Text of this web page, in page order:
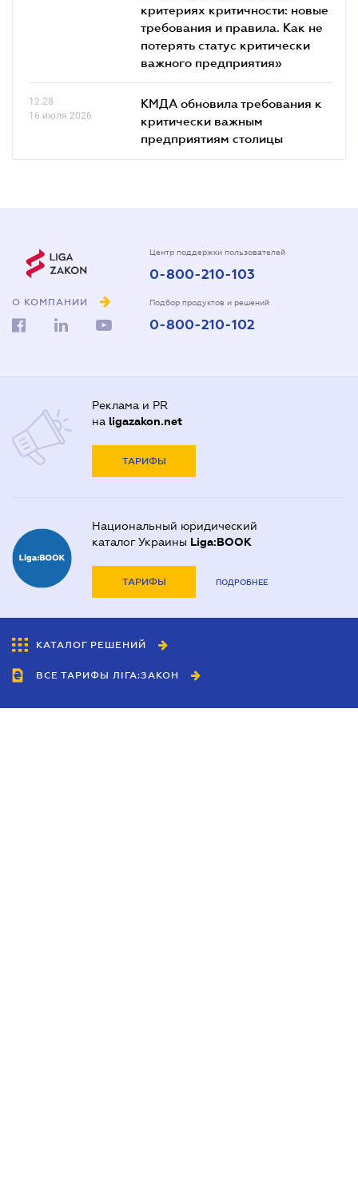
критериях критичности: новые
требования и правила. Как не
потерять статус критически
важного предприятия»
12.28
16 июля 2026
КМДА обновила требования к
критически важным
предприятиям столицы
О КОМПАНИИ
Центр поддержки пользователей
0-800-210-103
Подбор продуктов и решений
0-800-210-102
Реклама и PR
на ligazakon.net
ТАРИФЫ
Национальный юридический
каталог Украины Liga:BOOK
ТАРИФЫ ПОДРОБНЕЕ
КАТАЛОГ РЕШЕНИЙ
ВСЕ ТАРИФЫ ЛІГА:ЗАКОН